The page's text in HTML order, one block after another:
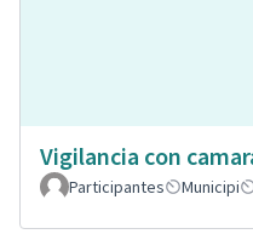
Vigilancia con
Participantes
Municipi